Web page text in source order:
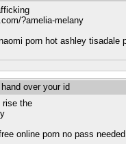
?amelia-melany
porn hot ashley tisadale
over your id
rise the
online porn no pass